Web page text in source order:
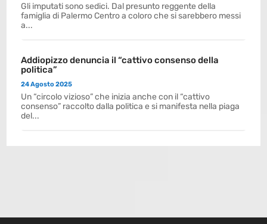
Gli imputati sono sedici. Dal presunto reggente della
famiglia di Palermo Centro a coloro che si sarebbero messi
a...
Addiopizzo denuncia il “cattivo consenso della
politica”
24 Agosto 2025
Un “circolo vizioso” che inizia anche con il “cattivo
consenso” raccolto dalla politica e si manifesta nella piaga
del...